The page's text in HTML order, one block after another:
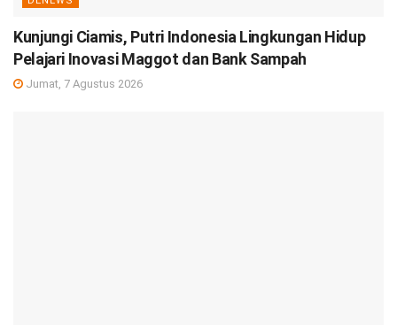
Kunjungi Ciamis, Putri Indonesia Lingkungan Hidup
Pelajari Inovasi Maggot dan Bank Sampah
Jumat, 7 Agustus 2026